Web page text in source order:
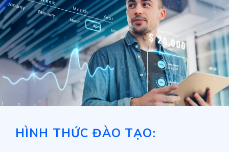
HÌNH THỨC ĐÀO TẠO: